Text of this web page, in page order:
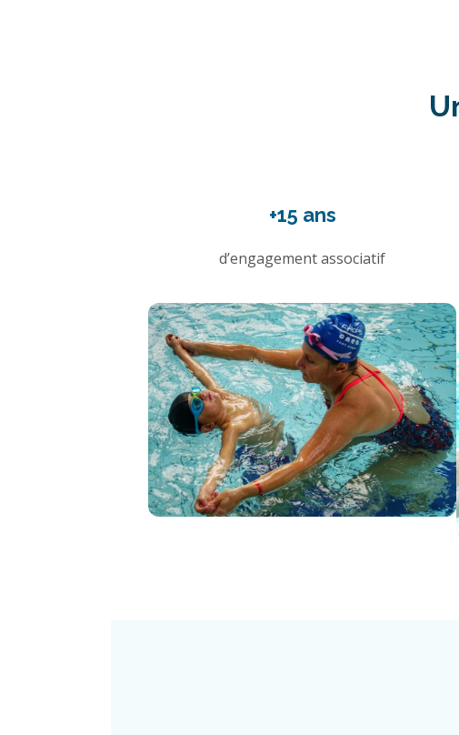
+15 ans
d’engagement associatif